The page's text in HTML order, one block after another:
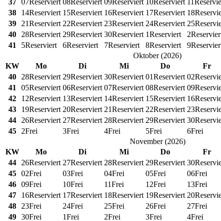
38
14Reserviert 15Reserviert 16Reserviert 17Reserviert 18
39
21Reserviert 22Reserviert 23Reserviert 24Reserviert 25
40
28Reserviert 29Reserviert 30Reserviert 1Reserviert 2
41
5Reserviert 6Reserviert 7Reserviert 8Reserviert 9
Oktober(2026)
KW
Mo Di Mi Do
Fr
40
28Reserviert 29Reserviert 30Reserviert 01Reserviert 02
41
05Reserviert 06Reserviert 07Reserviert 08Reserviert 09
42
12Reserviert 13Reserviert 14Reserviert 15Reserviert 16
43
19Reserviert 20Reserviert 21Reserviert 22Reserviert 23
44
26Reserviert 27Reserviert 28Reserviert 29Reserviert 30
45
2Frei 3Frei 4Frei 5Frei 6Frei
November(2026)
KW
Mo Di Mi Do
Fr
44
26Reserviert 27Reserviert 28Reserviert 29Reserviert 30
45 02Frei 03Frei 04Frei 05Frei 06Frei
46 09Frei 10Frei 11Frei 12Frei 13Frei
47
16Reserviert 17Reserviert 18Reserviert 19Reserviert 20
48
23Frei 24Frei 25Frei 26Frei 27Frei
49 30Frei 1Frei 2Frei 3Frei 4Frei